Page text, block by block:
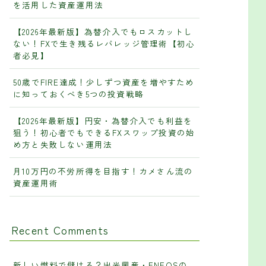
を活用した資産運用法
【2026年最新版】為替介入でもロスカットし
ない！FXで生き残るレバレッジ管理術【初心
者必見】
50歳でFIRE達成！少しずつ資産を増やすため
に知っておくべき5つの投資戦略
【2026年最新版】円安・為替介入でも利益を
狙う！初心者でもできるFXスワップ投資の始
め方と失敗しない運用法
月10万円の不労所得を目指す！カメさん流の
資産運用術
Recent Comments